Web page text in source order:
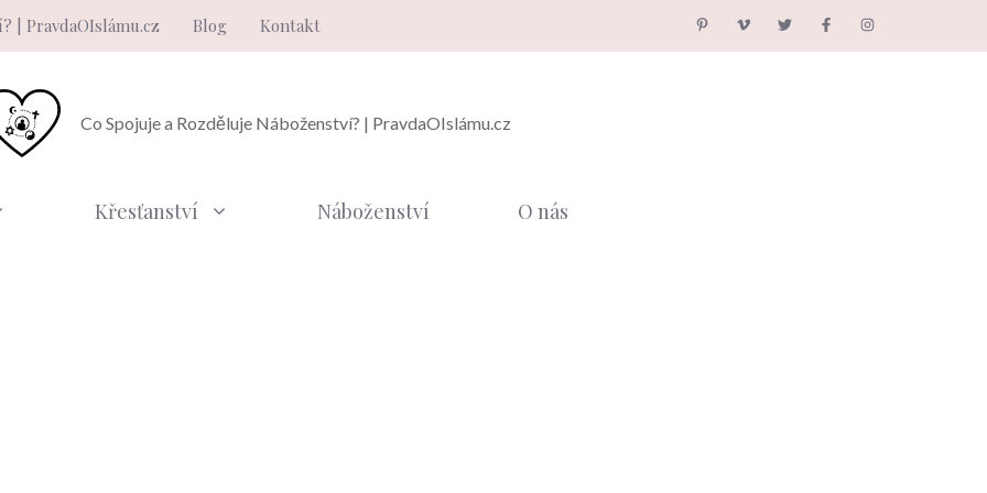
| PravdaOIslámu.cz Blog Kontakt
Co Spojuje a Rozděluje Náboženství? | PravdaOIslámu.cz
Křesťanství Náboženství O nás